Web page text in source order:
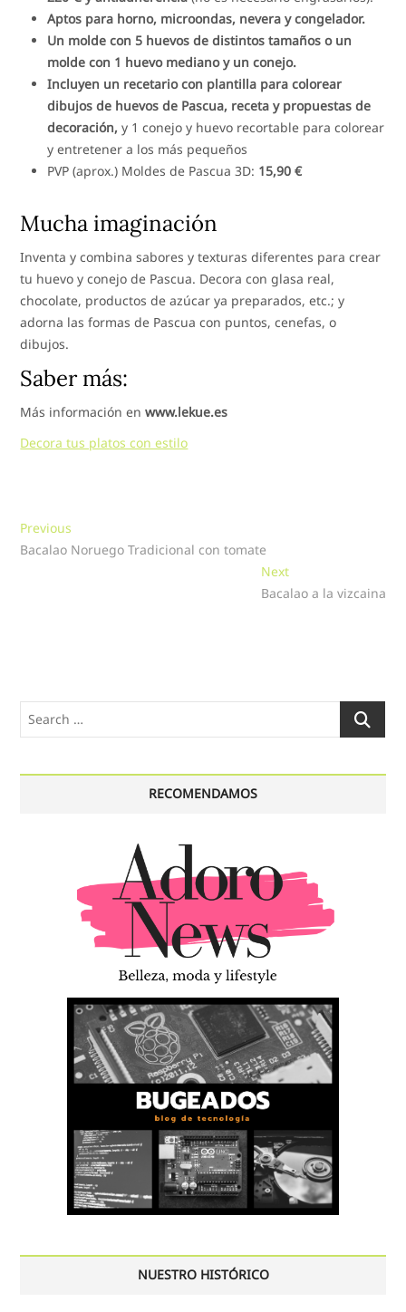
Aptos para horno, microondas, nevera y congelador.
Un molde con 5 huevos de distintos tamaños o un
molde con 1 huevo mediano y un conejo.
Incluyen un recetario con plantilla para colorear
dibujos de huevos de Pascua, receta y propuestas de
decoración, y 1 conejo y huevo recortable para colorear
y entretener a los más pequeños
PVP (aprox.) Moldes de Pascua 3D: 15,90 €
Mucha imaginación
Inventa y combina sabores y texturas diferentes para crear
tu huevo y conejo de Pascua. Decora con glasa real,
chocolate, productos de azúcar ya preparados, etc.; y
adorna las formas de Pascua con puntos, cenefas, o
dibujos.
Saber más:
Más información enwww.lekue.es
Decora tus platos con estilo
Navegación
de
Previous
post:
Bacalao Noruego Tradicional con tomate
NextNext
post:
Bacalao a la vizcaina
Search
RECOMENDAMOS
NUESTRO HISTÓRICO